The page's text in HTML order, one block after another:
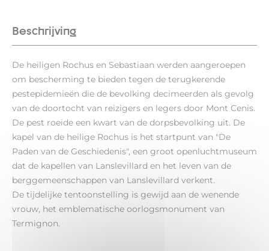
Beschrijving
De heiligen Rochus en Sebastiaan werden aangeroepen
om bescherming te bieden tegen de terugkerende
pestepidemieën die de bevolking decimeerden als gevolg
van de doortocht van reizigers en legers door Mont Cenis.
De pest roeide een kwart van de dorpsbevolking uit. De
kapel van de heilige Rochus is het startpunt van "De
Paden van de Geschiedenis", een groot openluchtmuseum
dat de kapellen van Lanslevillard en het leven van de
berggemeenschappen van Lanslevillard verkent.
De tijdelijke tentoonstelling is gewijd aan de wenende
vrouw, het emblematische oorlogsmonument van
Termignon.